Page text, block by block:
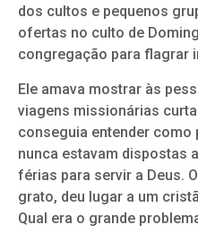
dos cultos e pequenos
ofertas no culto de
congregação para flagrar
Ele amava mostrar às
viagens missionárias
conseguia entender como
nunca estavam dispostas
férias para servir a Deus.
grato, deu lugar a um
Qual era o grande